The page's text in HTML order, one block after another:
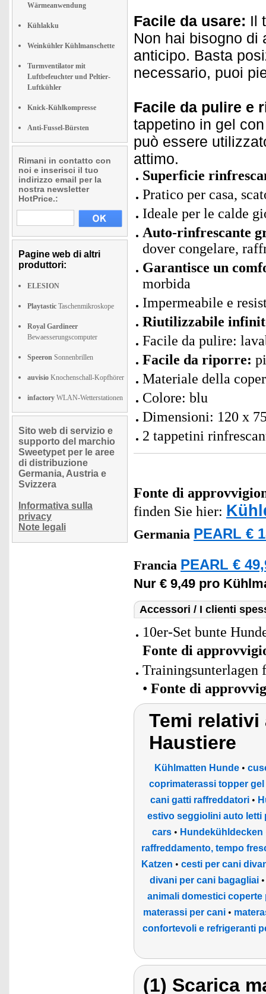
Wärmeanwendung
Kühlakku
Weinkühler Kühlmanschette
Turmventilator mit
Luftbefeuchter und Peltier-
Luftkühler
Knick-Kühlkompresse
Anti-Fussel-Bürsten
Rimani in contatto con
noi e inserisci il tuo
indirizzo email per la
nostra newsletter
HotPrice.:
Pagine web di altri
produttori:
ELESION
Playtastic Taschenmikroskope
Royal Gardineer
Bewaesserungscomputer
Speeron Sonnenbrillen
auvisio Knochenschall-Kopfhörer
infactory WLAN-Wetterstationen
Sito web di servizio e
supporto del marchio
Sweetypet per le aree
di distribuzione
Germania, Austria e
Svizzera
Informativa sulla
privacy
Note legali
Facile da usare: Il
Non hai bisogno di
anticipo. Basta
necessario, puoi
Facile da pulire e
tappetino in gel
può essere
attimo.
Superficie
Pratico per casa,
Ideale per le calde
Auto-rinfrescante
dover congelare,
Garantisce un
morbida
Impermeabile e
Riutilizzabile
Facile da pulire:
Facile da riporre:
Materiale della
Colore: blu
Dimensioni: 120 x
2 tappetini
Fonte di
finden Sie hier:
Germania PEARL €
Francia PEARL €
Nur € 9,49 pro
Accessori / I clienti
10er-Set bunte
Fonte di
Trainingsunterlagen
• Fonte di
Temi
Haustiere
Kühlmatten Hunde •
coprimaterassi topper
cani gatti raffreddatori•
estivo seggiolini auto letti
cars• Hundekühldecken
raffreddamento, tempo
Katzen • cesti per cani
divani per cani bagagliai
animali domestici
materassi per cani•
confortevoli e refrigeranti
(1) Scarica